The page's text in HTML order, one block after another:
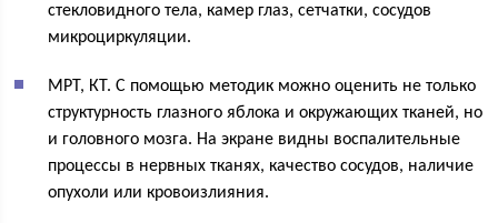
стекловидного тела, камер глаз, сетчатки, сосудов
микроциркуляции.
МРТ, КТ. С помощью методик можно оценить не только
структурность глазного яблока и окружающих тканей, но
и головного мозга. На экране видны воспалительные
процессы в нервных тканях, качество сосудов, наличие
опухоли или кровоизлияния.